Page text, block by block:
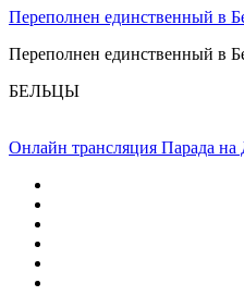
Переполнен единственный в
Переполнен единственный в
БЕЛЬЦЫ
Онлайн трансляция Парада на